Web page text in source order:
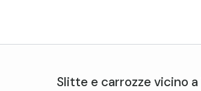
Slitte e carrozzevicino a